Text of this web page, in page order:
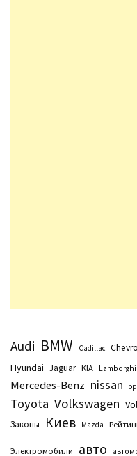
Audi BMW Cadillac
Hyundai Jaguar KIA
Mercedes-Benz nissan
Toyota Volkswagen
Законы Киев Маzda
Электромобили авто